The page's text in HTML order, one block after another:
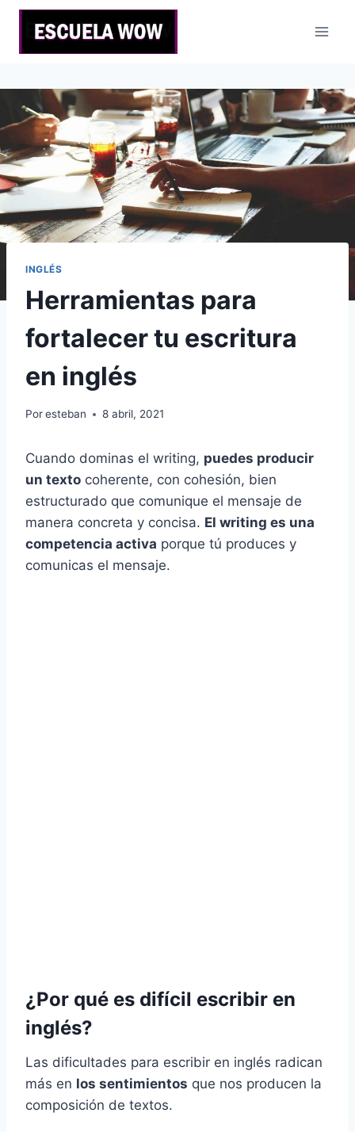
Saltar
contenido
INGLÉS
Herramientas para
fortalecer tu escritura
en inglés
Poresteban 8 abril, 2021
Cuando dominas el writing, puedes producir
un texto coherente, con cohesión, bien
estructurado que comunique el mensaje de
manera concreta y concisa. El writing es una
competencia activa porque tú produces y
comunicas el mensaje.
¿Por qué es difícil escribir en
inglés?
Las dificultades para escribir en inglés radican
más en los sentimientos que nos producen la
composición de textos.